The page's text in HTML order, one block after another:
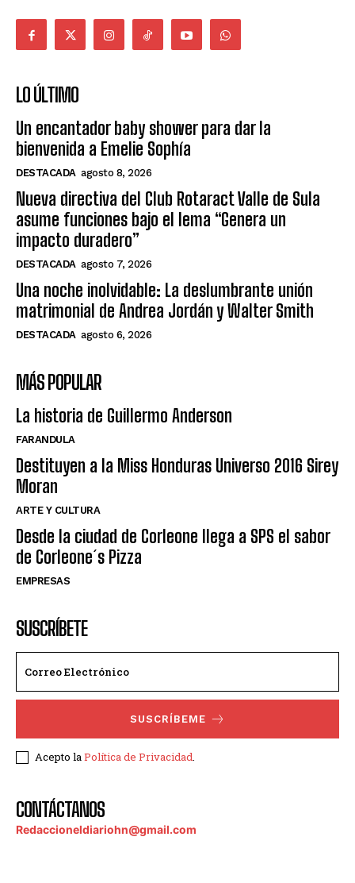
LO ÚLTIMO
Un encantador baby shower para dar la
bienvenida a Emelie Sophía
DESTACADA agosto 8, 2026
Nueva directiva del Club Rotaract Valle de Sula
asume funciones bajo el lema “Genera un
impacto duradero”
DESTACADA agosto 7, 2026
Una noche inolvidable: La deslumbrante unión
matrimonial de Andrea Jordán y Walter Smith
DESTACADA agosto 6, 2026
MÁS POPULAR
La historia de Guillermo Anderson
FARANDULA
Destituyen a la Miss Honduras Universo 2016 Sirey
Moran
ARTE Y CULTURA
Desde la ciudad de Corleone llega a SPS el sabor
de Corleone´s Pizza
EMPRESAS
SUSCRÍBETE
SUSCRÍBEME
Acepto laPolítica de Privacidad.
CONTÁCTANOS
Redaccioneldiariohn@gmail.com